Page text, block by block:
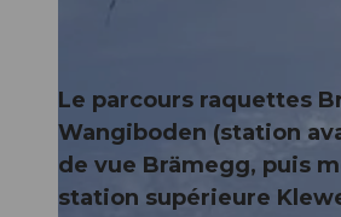
Le parcours raquettes
Wangiboden (station
de vue Brämegg, puis
station supérieure